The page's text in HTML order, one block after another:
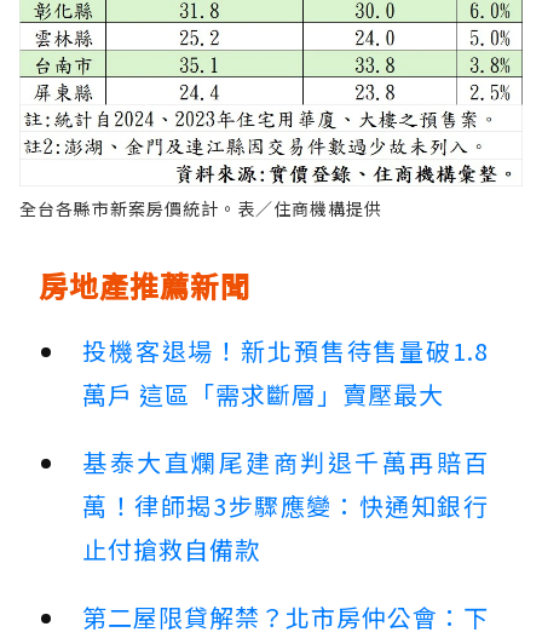
全台各縣市新案房價統計。表／住商機構提供
房地產推薦新聞
投機客退場！新北預售待售量破1.8
萬戶 這區「需求斷層」賣壓最大
基泰大直爛尾建商判退千萬再賠百
萬！律師揭3步驟應變：快通知銀行
止付搶救自備款
第二屋限貸解禁？北市房仲公會：下